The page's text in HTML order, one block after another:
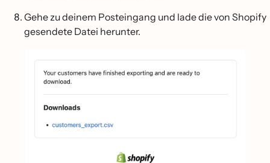
Gehe zu deinem Posteingang und lade die von Shopify
gesendete Datei herunter.